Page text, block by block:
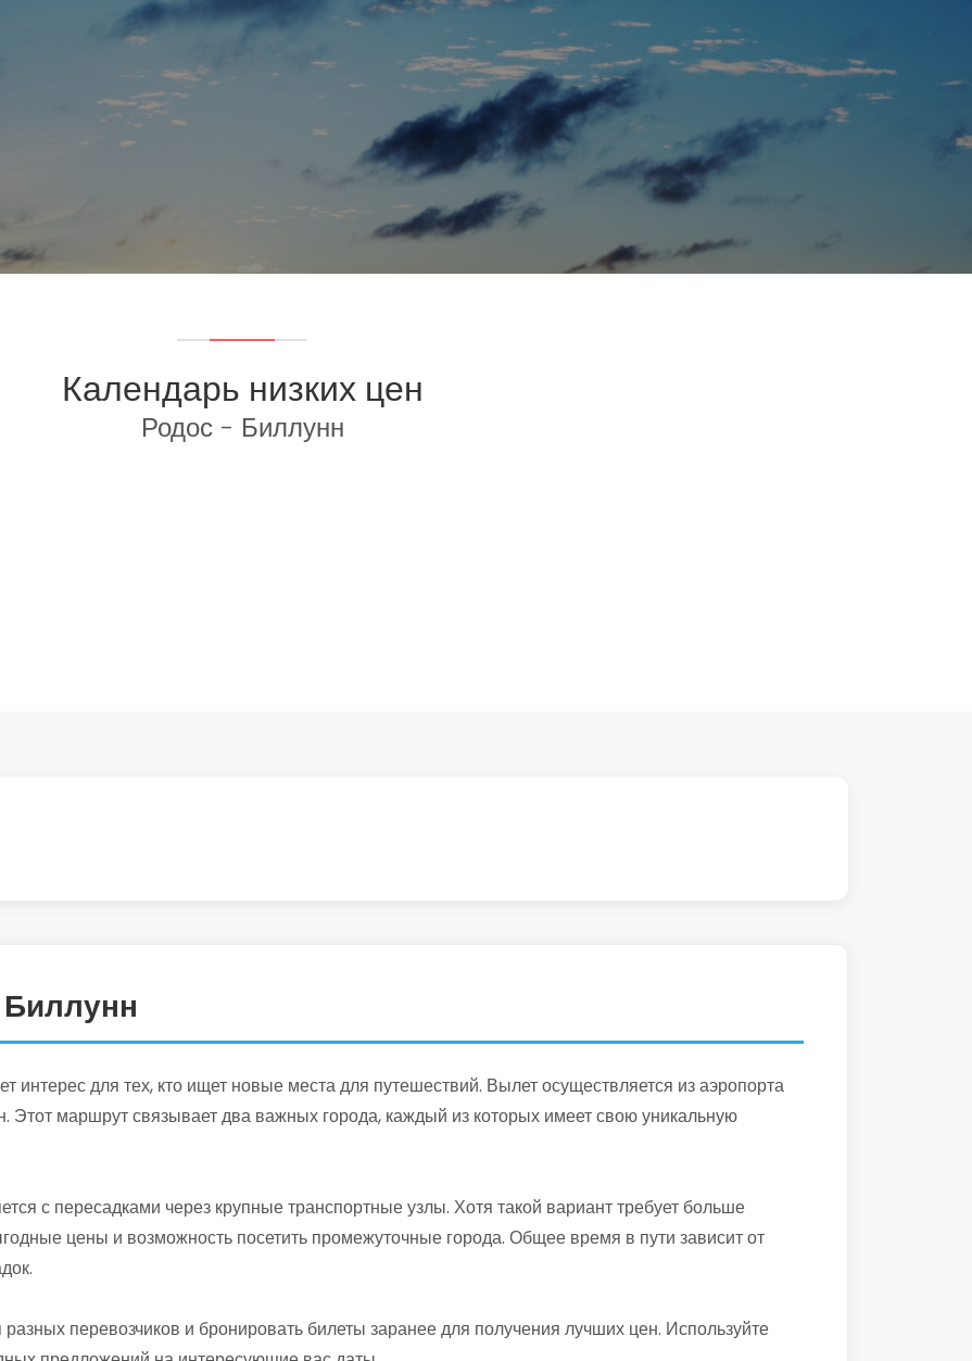
Календарь низких цен
Родос - Биллунн
для тех, кто ищет новые места для путешествий. Вылет осуществляется из аэропорта
маршрут связывает два важных города, каждый из которых имеет свою уникальную
с пересадками через крупные транспортные узлы. Хотя такой вариант требует больше
цены и возможность посетить промежуточные города. Общее время в пути зависит от
перевозчиков и бронировать билеты заранее для получения лучших цен. Используйте